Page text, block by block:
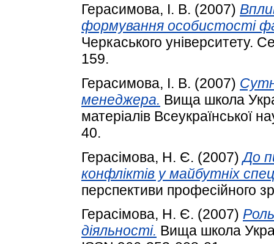
Герасимова, І. В. (2007)
формування особистості
Черкаського університету.
159.
Герасимова, І. В. (2007)
менеджера. Вища школа
матеріалів Всеукраїнської
40.
Герасімова, Н. Є. (2007)До
конфліктів у майбутніх
перспективи професійного
Герасімова, Н. Є. (2007)
діяльності. Вища школа